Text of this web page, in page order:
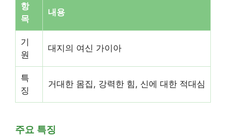
항
목
내용
기
원
대지의 여신 가이아
특
징
거대한 몸집, 강력한 힘, 신에 대한 적대심
주요 특징